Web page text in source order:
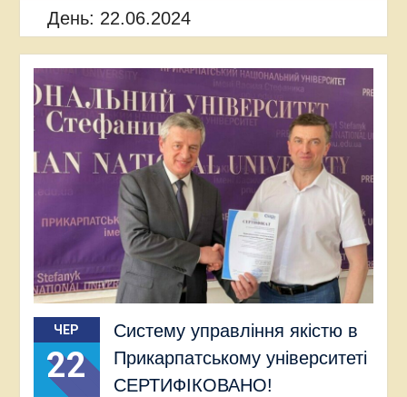
День: 22.06.2024
ЧЕР
22
Систему управління якістю в
Прикарпатському університеті
СЕРТИФІКОВАНО!